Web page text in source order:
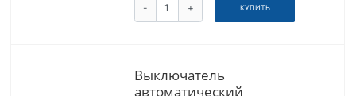
- + КУПИТЬ
Выключатель
автоматический